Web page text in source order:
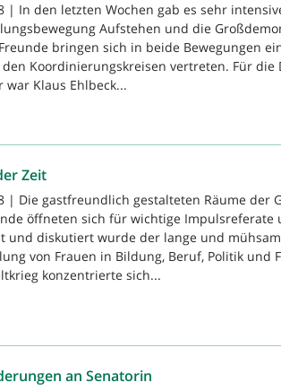
| In den letzten Wochen gab es sehr
Aufstehen und die
bringen sich in beide Bewegungen
Koordinierungskreisen vertreten. Für die
Klaus Ehlbeck...
Zeit
| Die gastfreundlich gestalteten Räume der
öffneten sich für wichtige Impulsreferate
und diskutiert wurde der lange und
von Frauen in Bildung, Beruf, Politik und
konzentrierte sich...
an Senatorin